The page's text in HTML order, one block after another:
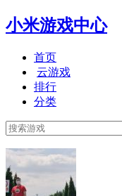
小米游戏中心
首页
云游戏
排行
分类